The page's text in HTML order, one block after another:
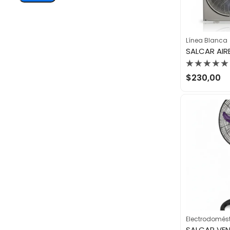
Línea Blanca
Valorado
con
$230,00